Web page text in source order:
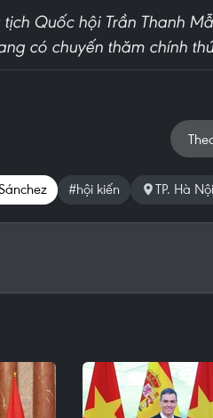
Quốc hội Trần Thanh
có chuyến thăm chính
#hội kiến TP. Hà Nội